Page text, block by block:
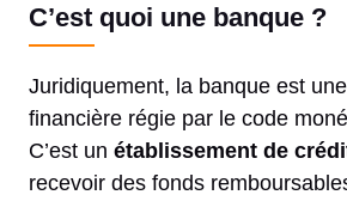
C’est quoi une banque ?
Juridiquement, la banque est
financière régie par le code
C’est un établissement de
recevoir des fonds